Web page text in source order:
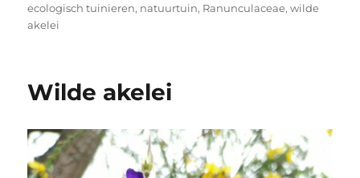
ecologisch tuinieren, natuurtuin, Ranunculaceae,wilde
akelei
Wilde akelei